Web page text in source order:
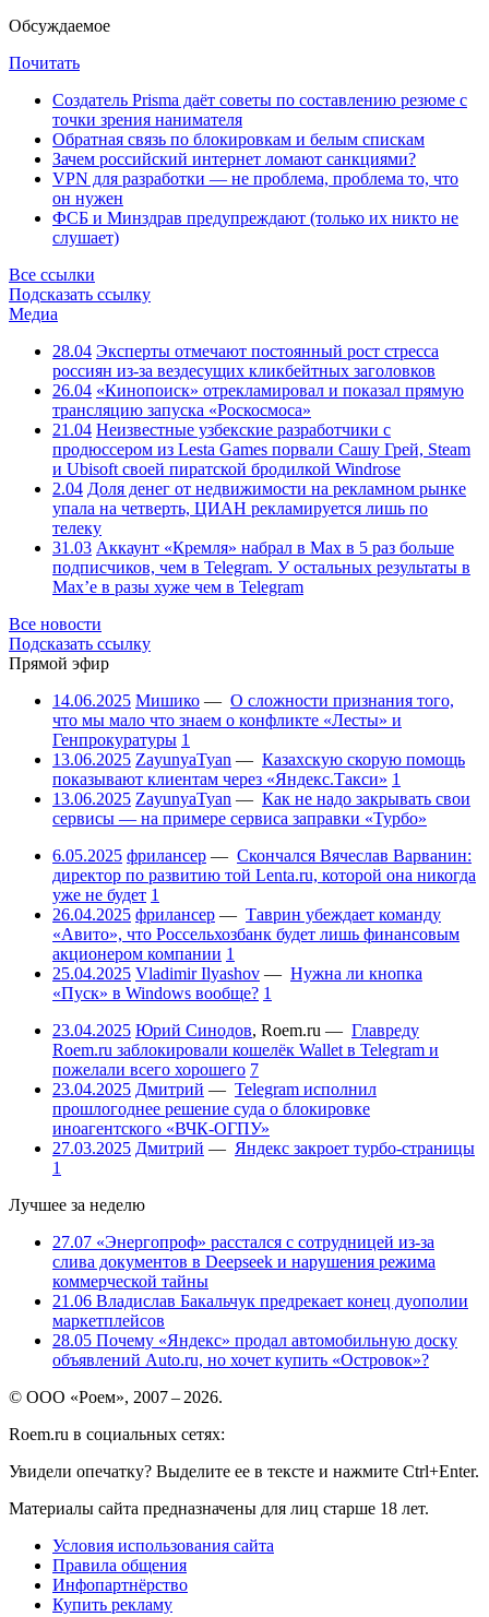
Обсуждаемое
Почитать
Создатель Prisma даёт советы по составлению резюме с
точки зрения нанимателя
Обратная связь по блокировкам и белым спискам
Зачем российский интернет ломают санкциями?
VPN для разработки — не проблема, проблема то, что
он нужен
ФСБ и Минздрав предупреждают (только их никто не
слушает)
Все ссылки
Подсказать ссылку
Медиа
28.04 Эксперты отмечают постоянный рост стресса
россиян из-за вездесущих кликбейтных заголовков
26.04 «Кинопоиск» отрекламировал и показал прямую
трансляцию запуска «Роскосмоса»
21.04 Неизвестные узбекские разработчики с
продюссером из Lesta Games порвали Сашу Грей, Steam
и Ubisoft своей пиратской бродилкой Windrose
2.04 Доля денег от недвижимости на рекламном рынке
упала на четверть, ЦИАН рекламируется лишь по
телеку
31.03 Аккаунт «Кремля» набрал в Max в 5 раз больше
подписчиков, чем в Telegram. У остальных результаты в
Max’е в разы хуже чем в Telegram
Все новости
Подсказать ссылку
Прямой эфир
14.06.2025 Мишико — О сложности признания того,
что мы мало что знаем о конфликте «Лесты» и
Генпрокуратуры 1
13.06.2025 ZayunyaTyan — Казахскую скорую помощь
показывают клиентам через «Яндекс.Такси» 1
13.06.2025 ZayunyaTyan — Как не надо закрывать свои
сервисы — на примере сервиса заправки «Турбо»
6.05.2025 фрилансер — Скончался Вячеслав Варванин:
директор по развитию той Lenta.ru, которой она никогда
уже не будет 1
26.04.2025 фрилансер — Таврин убеждает команду
«Авито», что Россельхозбанк будет лишь финансовым
акционером компании 1
25.04.2025 Vladimir Ilyashov — Нужна ли кнопка
«Пуск» в Windows вообще? 1
23.04.2025 Юрий Синодов, Roem.ru — Главреду
Roem.ru заблокировали кошелёк Wallet в Telegram и
пожелали всего хорошего 7
23.04.2025 Дмитрий — Telegram исполнил
прошлогоднее решение суда о блокировке
иноагентского «ВЧК-ОГПУ»
27.03.2025 Дмитрий — Яндекс закроет турбо-страницы
1
Лучшее за неделю
27.07 «Энергопроф» расстался с сотрудницей из-за
слива документов в Deepseek и нарушения режима
коммерческой тайны
21.06 Владислав Бакальчук предрекает конец дуополии
маркетплейсов
28.05 Почему «Яндекс» продал автомобильную доску
объявлений Auto.ru, но хочет купить «Островок»?
© ООО «Роем», 2007 – 2026.
Roem.ru в социальных сетях:
Увидели опечатку? Выделите ее в тексте и нажмите Ctrl+Enter.
Материалы сайта предназначены для лиц старше 18 лет.
Условия использования сайта
Правила общения
Инфопартнёрство
Купить рекламу